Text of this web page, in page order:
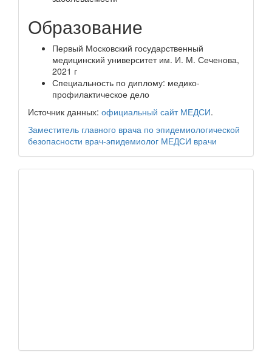
Образование
Первый Московский государственный
медицинский университет им. И. М. Сеченова,
2021 г
Специальность по диплому: медико-
профилактическое дело
Источник данных: официальный сайт МЕДСИ.
Заместитель главного врача по эпидемиологической
безопасности врач-эпидемиолог МЕДСИ врачи